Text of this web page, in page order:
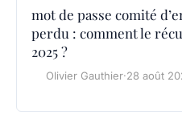
mot de passe comité
perdu : comment le
2025 ?
Olivier Gauthier·28 août